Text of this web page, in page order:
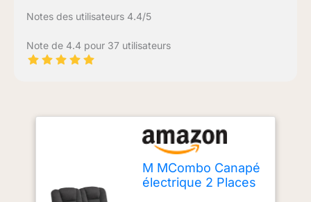
Notes des utilisateurs 4.4/5
Note de 4.4 pour 37 utilisateurs
M MCombo Canapé
électrique 2 Places